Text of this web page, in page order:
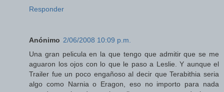
Responder
Anónimo 2/06/2008 10:09 p.m.
Una gran pelicula en la que tengo que admitir que se me
aguaron los ojos con lo que le paso a Leslie. Y aunque el
Trailer fue un poco engañoso al decir que Terabithia seria
algo como Narnia o Eragon, eso no importo para nada